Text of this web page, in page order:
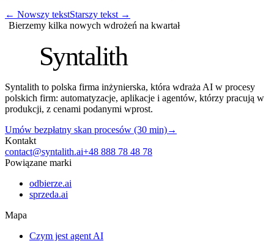
← Nowszy tekstStarszy tekst →
Bierzemy kilka nowych wdrożeń na kwartał
Syntalith
Syntalith to polska firma inżynierska, która wdraża AI w procesy
polskich firm: automatyzacje, aplikacje i agentów, którzy pracują w
produkcji, z cenami podanymi wprost.
Umów bezpłatny skan procesów (30 min)→
Kontakt
contact@syntalith.ai+48 888 78 48 78
Powiązane marki
odbierze.ai
sprzeda.ai
Mapa
Czym jest agent AI